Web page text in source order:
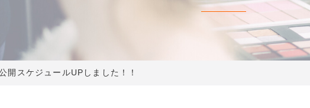
開スケジュールUPしました！！